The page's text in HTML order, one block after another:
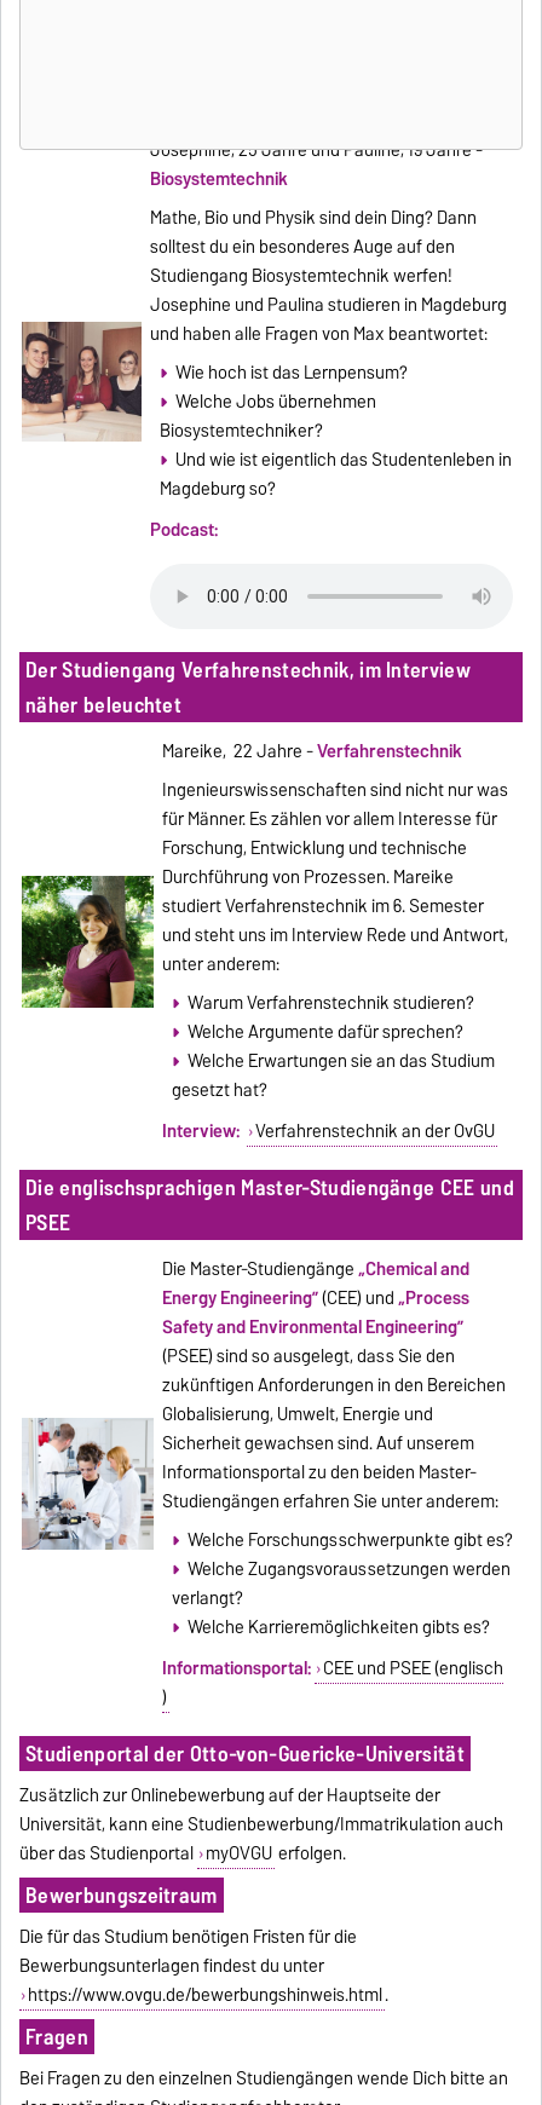
Josephine, 25 Jahre und Pauline, 19 Jahre -
Biosystemtechnik
Mathe, Bio und Physik sind dein Ding? Dann
solltest du ein besonderes Auge auf den
Studiengang Biosystemtechnik werfen!
Josephine und Paulina studieren in Magdeburg
und haben alle Fragen von Max beantwortet:
Wie hoch ist das Lernpensum?
Welche Jobs übernehmen
Biosystemtechniker?
Und wie ist eigentlich das Studentenleben in
Magdeburg so?
Podcast:
Der Studiengang Verfahrenstechnik, im Interview
näher beleuchtet
Mareike, 22 Jahre -Verfahrenstechnik
Ingenieurswissenschaften sind nicht nur was
für Männer. Es zählen vor allem Interesse für
Forschung, Entwicklung und technische
Durchführung von Prozessen. Mareike
studiert Verfahrenstechnik im 6. Semester
und steht uns im Interview Rede und Antwort,
unter anderem:
Warum Verfahrenstechnik studieren?
Welche Argumente dafür sprechen?
Welche Erwartungen sie an das Studium
gesetzt hat?
Interview: Verfahrenstechnik an der OvGU
Die englischsprachigen Master-Studiengänge CEE und
PSEE
Die Master-Studiengänge„Chemical and
Energy Engineering”(CEE) und„Process
Safety and Environmental Engineering”
(PSEE) sind so ausgelegt, dass Sie den
zukünftigen Anforderungen in den Bereichen
Globalisierung, Umwelt, Energie und
Sicherheit gewachsen sind. Auf unserem
Informationsportal zu den beiden Master-
Studiengängen erfahren Sie unter anderem:
Welche Forschungsschwerpunkte gibt es?
Welche Zugangsvoraussetzungen werden
verlangt?
Welche Karrieremöglichkeiten gibts es?
Informationsportal: CEE und PSEE (englisch
)
Studienportal der Otto-von-Guericke-Universität
Zusätzlich zur Onlinebewerbung auf der Hauptseite der
Universität, kann eine Studienbewerbung/Immatrikulation auch
über das Studienportal myOVGU erfolgen.
Bewerbungszeitraum
Die für das Studium benötigen Fristen für die
Bewerbungsunterlagen findest du unter
https://www.ovgu.de/bewerbungshinweis.html.
Fragen
Bei Fragen zu den einzelnen Studiengängen wende Dich bitte an